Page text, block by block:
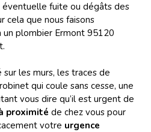
éventuelle fuite ou dégâts des
cela que nous faisons
plombier Ermont 95120
sur les murs, les traces de
qui coule sans cesse, une
vous dire qu’il est urgent de
proximité de chez vous pour
votre urgence